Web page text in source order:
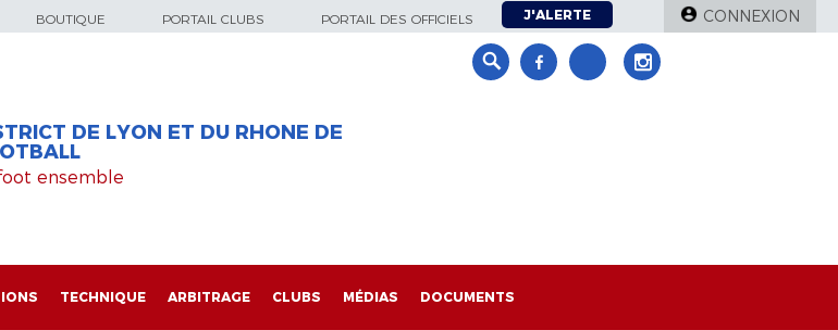
BOUTIQUE PORTAIL CLUBS PORTAIL DES OFFICIELS J'ALERTE CONNEXION
DE LYON ET DU RHONE DE
ensemble
TECHNIQUE ARBITRAGE CLUBS MÉDIAS DOCUMENTS